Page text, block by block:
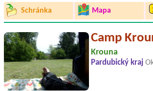
Schránka Mapa
Camp
Krouna
Pardubický kraj